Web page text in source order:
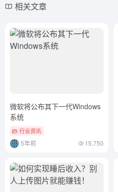
相关文章
微软将公布其下一代Windows
系统
行业资讯
5年前 15,750